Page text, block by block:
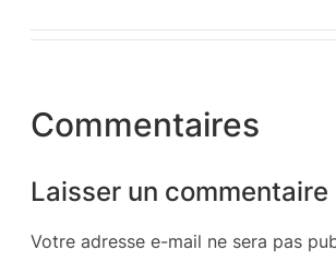
Commentaires
Laisser un commentaire
Votre adresse e-mail ne sera pas